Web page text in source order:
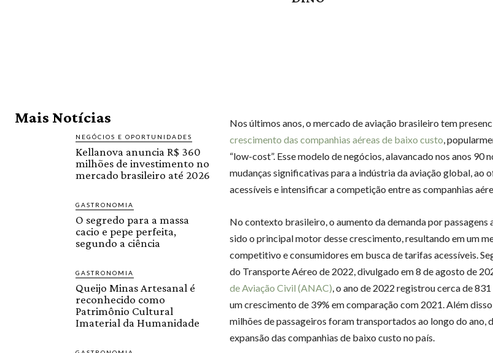
Mais Notícias
NEGÓCIOS E OPORTUNIDADES
Kellanova anuncia R$ 360
milhões de investimento no
mercado brasileiro até 2026
GASTRONOMIA
O segredo para a massa
cacio e pepe perfeita,
segundo a ciência
GASTRONOMIA
Queijo Minas Artesanal é
reconhecido como
Patrimônio Cultural
Imaterial da Humanidade
Nos últimos anos, o mercado de aviação brasileiro tem
crescimento das companhias aéreas de baixo custo,
“low-cost”. Esse modelo de negócios, alavancado nos anos 90
mudanças significativas para a indústria da aviação global, ao
acessíveis e intensificar a competição entre as companhias
No contexto brasileiro, o aumento da demanda por passagens
sido o principal motor desse crescimento, resultando em um
competitivo e consumidores em busca de tarifas acessíveis.
do Transporte Aéreo de 2022, divulgado em 8 de agosto de
de Aviação Civil (ANAC), o ano de 2022 registrou cerca de
um crescimento de 39% em comparação com 2021. Além
milhões de passageiros foram transportados ao longo do ano,
expansão das companhias de baixo custo no país.